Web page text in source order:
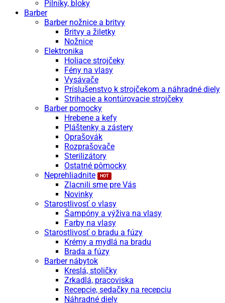
Pilníky, bloky
Barber
Barber nožnice a britvy
Britvy a žiletky
Nožnice
Elektronika
Holiace strojčeky
Fény na vlasy
Vysávače
Príslušenstvo k strojčekom a náhradné diely
Strihacie a kontúrovacie strojčeky
Barber pomocky
Hrebene a kefy
Pláštenky a zástery
Oprašovák
Rozprašovače
Sterilizátory
Ostatné pômocky
Neprehliadnite
Zlacnili sme pre Vás
Novinky
Starostlivosť o vlasy
Šampóny a výživa na vlasy
Farby na vlasy
Starostlivosť o bradu a fúzy
Krémy a mydlá na bradu
Brada a fúzy
Barber nábytok
Kreslá, stoličky
Zrkadlá, pracoviska
Recepcie, sedačky na recepciu
Náhradné diely